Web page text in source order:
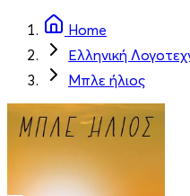
Home
Ελληνική
Μπλε ήλιος